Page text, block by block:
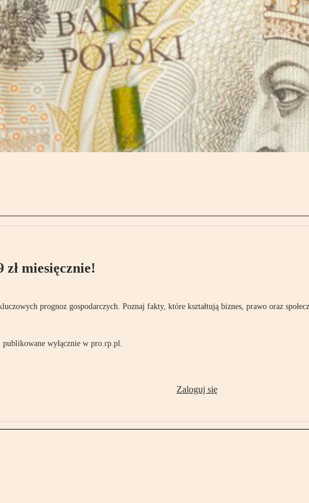
miesięcznie!
prognoz gospodarczych. Poznaj fakty, które kształtują biznes, prawo oraz
wyłącznie w pro.rp.pl.
Zaloguj się